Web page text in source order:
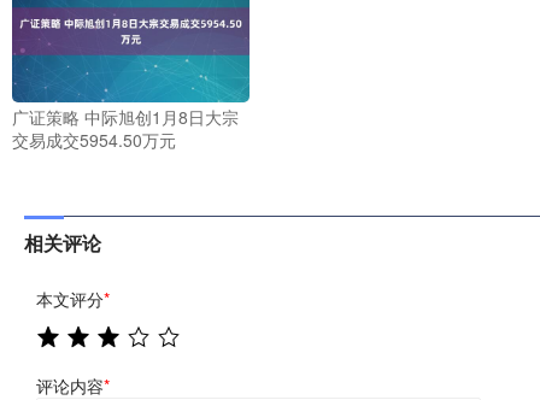
广证策略 中际旭创1月8日大宗
交易成交5954.50万元
相关评论
本文评分*
评论内容*